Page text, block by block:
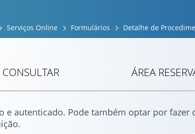
Serviços Online Formulários Detalhe de
CONSULTAR ÁREA
autenticado. Pode também optar por fazer